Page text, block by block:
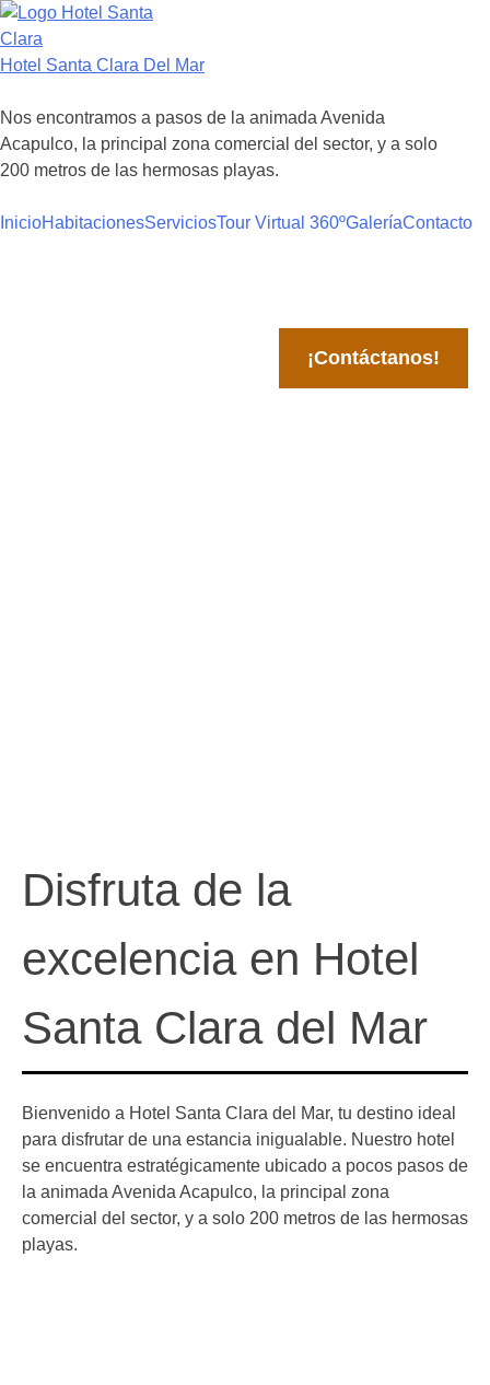
Hotel Santa Clara Del Mar
Nos encontramos a pasos de la animada Avenida
Acapulco, la principal zona comercial del sector, y a solo
200 metros de las hermosas playas.
InicioHabitacionesServiciosTour Virtual 360ºGaleríaContacto
¡Contáctanos!
Disfruta de la
excelencia en Hotel
Santa Clara del Mar
Bienvenido a Hotel Santa Clara del Mar, tu destino ideal
para disfrutar de una estancia inigualable. Nuestro hotel
se encuentra estratégicamente ubicado a pocos pasos de
la animada Avenida Acapulco, la principal zona
comercial del sector, y a solo 200 metros de las hermosas
playas.